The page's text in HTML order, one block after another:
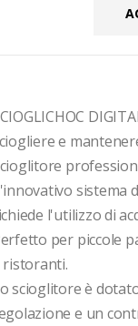
e
sistema
l'utilizzo di
per piccole
ristoranti.
scioglitore è
e un